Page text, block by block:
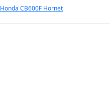
Honda CB600F Hornet